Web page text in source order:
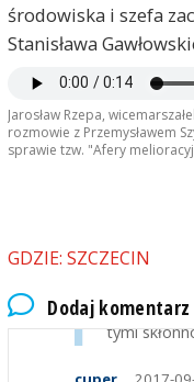
środowiska i szefa
Stanisława
Jarosław Rzepa,
rozmowie z Przemysławem
sprawie tzw. "Afery
GDZIE: SZCZECIN
Dodaj komentarz
Stetinensis
Akurat
tymi